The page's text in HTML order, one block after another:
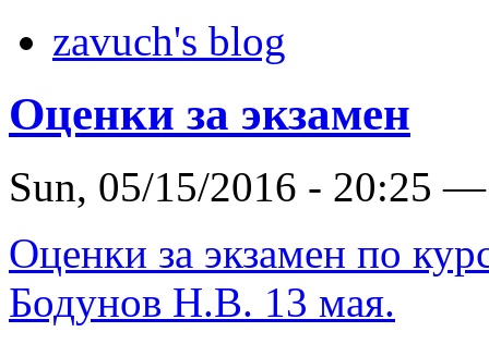
zavuch's blog
Оценки за экзамен
Sun, 05/15/2016 - 20:25
Оценки за экзамен по
Бодунов Н.В. 13 мая.